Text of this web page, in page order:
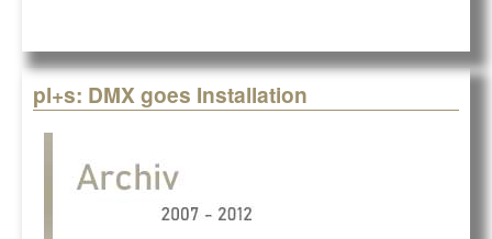
pl+s: DMX goes Installation